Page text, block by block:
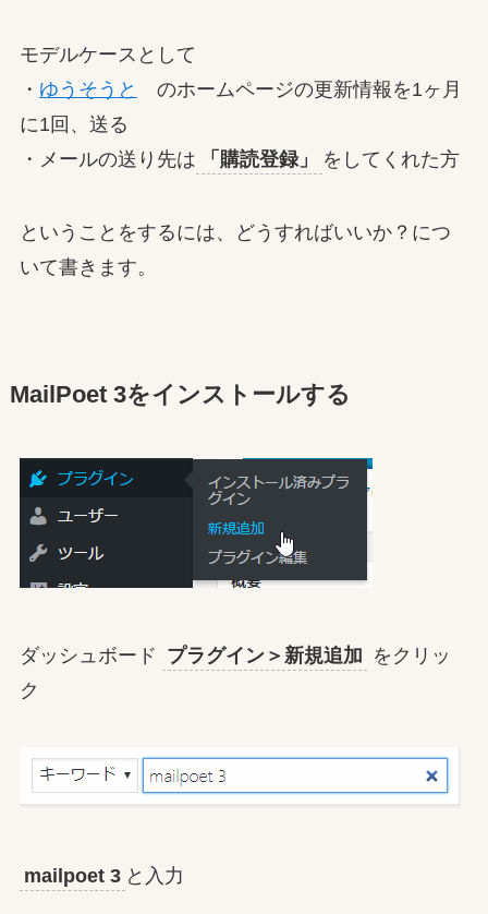
モデルケースとして
・ ゆうそうと
のホームページの更新情報を1ヶ月
に1回、送る
・メールの送り先は
「購読登録」 をしてくれた方
ということをするには、どうすればいいか？につ
いて書きます。
MailPoet 3をインストールする
ダッシュボード プラグイン＞新規追加 をクリッ
ク
mailpoet 3 と入力